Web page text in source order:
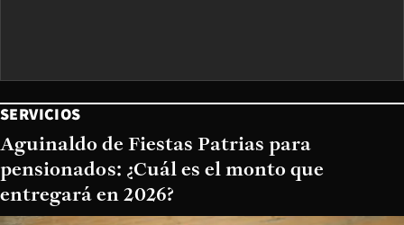
SERVICIOS
Aguinaldo de Fiestas Patrias para
pensionados: ¿Cuál es el monto que
entregará en 2026?